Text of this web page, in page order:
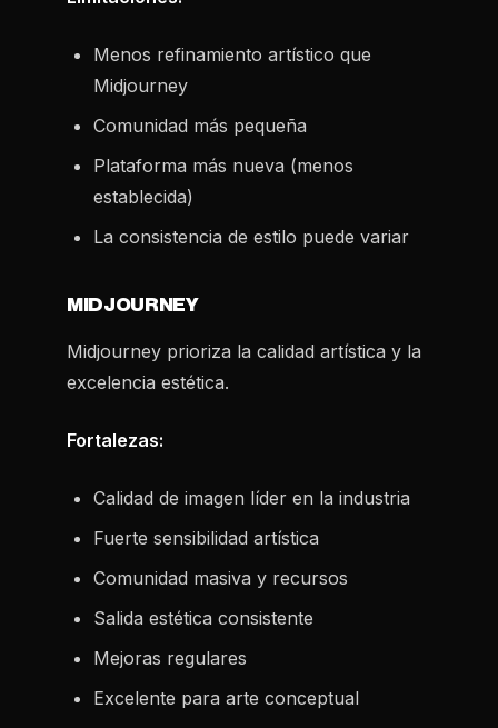
Menos refinamiento artístico que
Midjourney
Comunidad más pequeña
Plataforma más nueva (menos
establecida)
La consistencia de estilo puede variar
MIDJOURNEY
Midjourney prioriza la calidad artística y la
excelencia estética.
Fortalezas:
Calidad de imagen líder en la industria
Fuerte sensibilidad artística
Comunidad masiva y recursos
Salida estética consistente
Mejoras regulares
Excelente para arte conceptual